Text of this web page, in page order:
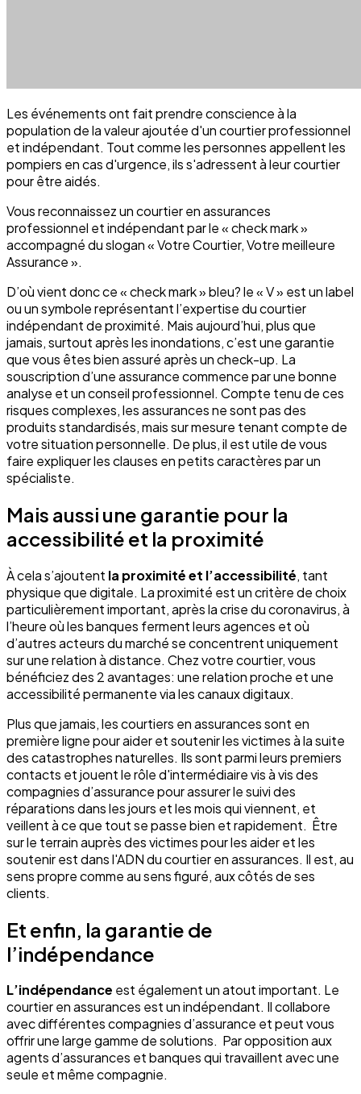
Les événements ont fait prendre conscience à la
population de la valeur ajoutée d'un courtier professionnel
et indépendant. Tout comme les personnes appellent les
pompiers en cas d'urgence, ils s'adressent à leur courtier
pour être aidés.
Vous reconnaissez un courtier en assurances
professionnel et indépendant par le « check mark »
accompagné du slogan « Votre Courtier, Votre meilleure
Assurance ».
D’où vient donc ce « check mark » bleu? le « V » est un label
ou un symbole représentant l’expertise du courtier
indépendant de proximité. Mais aujourd’hui, plus que
jamais, surtout après les inondations, c’est une garantie
que vous êtes bien assuré après un check-up. La
souscription d’une assurance commence par une bonne
analyse et un conseil professionnel. Compte tenu de ces
risques complexes, les assurances ne sont pas des
produits standardisés, mais sur mesure tenant compte de
votre situation personnelle. De plus, il est utile de vous
faire expliquer les clauses en petits caractères par un
spécialiste.
Mais aussi une garantie pour la
accessibilité et la proximité
À cela s’ajoutent la proximité et l’accessibilité, tant
physique que digitale. La proximité est un critère de choix
particulièrement important, après la crise du coronavirus, à
l’heure où les banques ferment leurs agences et où
d’autres acteurs du marché se concentrent uniquement
sur une relation à distance. Chez votre courtier, vous
bénéficiez des 2 avantages: une relation proche et une
accessibilité permanente via les canaux digitaux.
Plus que jamais, les courtiers en assurances sont en
première ligne pour aider et soutenir les victimes à la suite
des catastrophes naturelles. Ils sont parmi leurs premiers
contacts et jouent le rôle d'intermédiaire vis à vis des
compagnies d’assurance pour assurer le suivi des
réparations dans les jours et les mois qui viennent, et
veillent à ce que tout se passe bien et rapidement. Être
sur le terrain auprès des victimes pour les aider et les
soutenir est dans l'ADN du courtier en assurances. Il est, au
sens propre comme au sens figuré, aux côtés de ses
clients.
Et enfin, la garantie de
l’indépendance
L’indépendance est également un atout important. Le
courtier en assurances est un indépendant. Il collabore
avec différentes compagnies d’assurance et peut vous
offrir une large gamme de solutions. Par opposition aux
agents d’assurances et banques qui travaillent avec une
seule et même compagnie.